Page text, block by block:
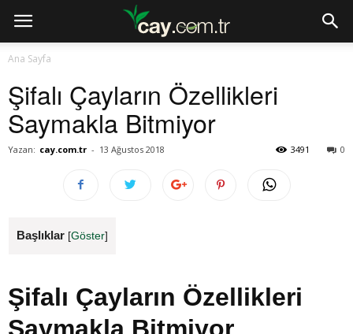
Ana Sayfa
Şifalı Çayların Özellikleri
Saymakla Bitmiyor
Yazan: cay.com.tr - 13 Ağustos 2018 0
3491
Başlıklar [Göster]
Şifalı Çayların Özellikleri